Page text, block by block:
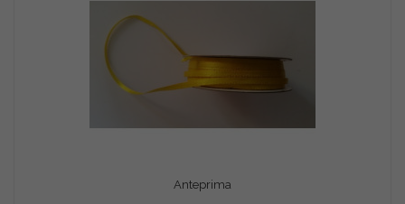
Anteprima